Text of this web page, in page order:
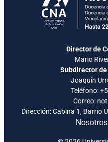
Director de
Mario
Subdirector
Joaquín
Teléfono:
Correo:
Dirección: Cabina 1, Barrio
Nosotros